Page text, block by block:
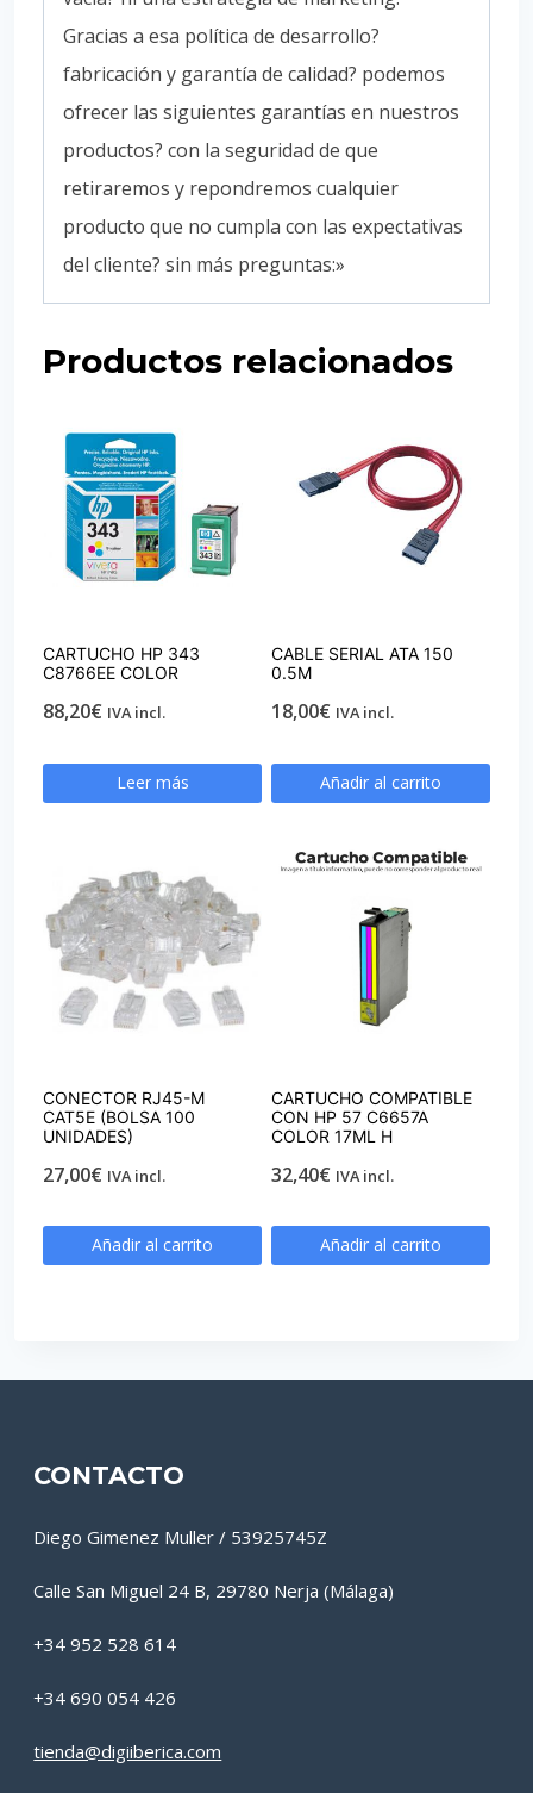
Gracias a esa política de desarrollo?
fabricación y garantía de calidad? podemos
ofrecer las siguientes garantías en nuestros
productos? con la seguridad de que
retiraremos y repondremos cualquier
producto que no cumpla con las expectativas
del cliente? sin más preguntas:»
Productos relacionados
CARTUCHO HP 343
C8766EE COLOR
88,20€ IVA incl.
Leer más
CABLE SERIAL ATA 150
0.5M
18,00€ IVA incl.
Añadir al carrito
CONECTOR RJ45-M
CAT5E (BOLSA 100
UNIDADES)
27,00€ IVA incl.
Añadir al carrito
CARTUCHO COMPATIBLE
CON HP 57 C6657A
COLOR 17ML H
32,40€ IVA incl.
Añadir al carrito
CONTACTO
Diego Gimenez Muller / 53925745Z
Calle San Miguel 24 B, 29780 Nerja (Málaga)
+34 952 528 614
+34 690 054 426
tienda@digiiberica.com